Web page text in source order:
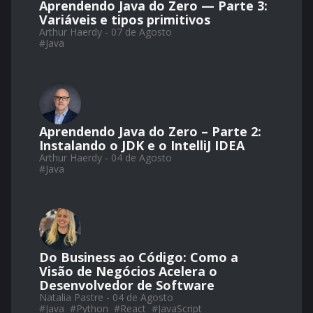
Aprendendo Java do Zero — Parte 3:
Variáveis e tipos primitivos
Arthur Haerdy - 07 de Agosto
#Java
Aprendendo Java do Zero – Parte 2:
Instalando o JDK e o IntelliJ IDEA
Arthur Haerdy - 04 de Agosto
#Java
Do Business ao Código: Como a
Visão de Negócios Acelera o
Desenvolvedor de Software
Natalia Pastre - 04 de Agosto
#Java #Python #React #JavaScript